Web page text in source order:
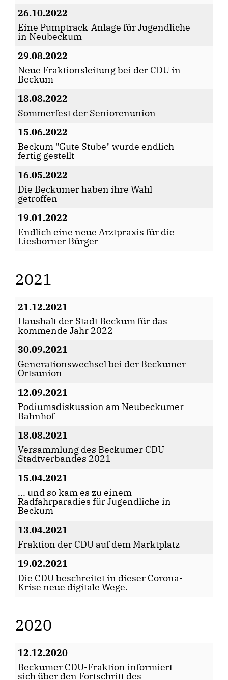
26.10.2022
Eine Pumptrack-Anlage für Jugendliche
in Neubeckum
29.08.2022
Neue Fraktionsleitung bei der CDU in
Beckum
18.08.2022
Sommerfest der Seniorenunion
15.06.2022
Beckum "Gute Stube" wurde endlich
fertig gestellt
16.05.2022
Die Beckumer haben ihre Wahl
getroffen
19.01.2022
Endlich eine neue Arztpraxis für die
Liesborner Bürger
2021
21.12.2021
Haushalt der Stadt Beckum für das
kommende Jahr 2022
30.09.2021
Generationswechsel bei der Beckumer
Ortsunion
12.09.2021
Podiumsdiskussion am Neubeckumer
Bahnhof
18.08.2021
Versammlung des Beckumer CDU
Stadtverbandes 2021
15.04.2021
... und so kam es zu einem
Radfahrparadies für Jugendliche in
Beckum
13.04.2021
Fraktion der CDU auf dem Marktplatz
19.02.2021
Die CDU beschreitet in dieser Corona-
Krise neue digitale Wege.
2020
12.12.2020
Beckumer CDU-Fraktion informiert
sich über den Fortschritt des